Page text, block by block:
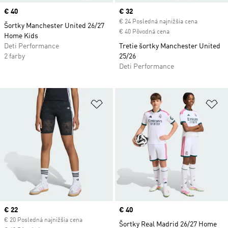
Price
€ 40
Šortky Manchester United 26/27
Home Kids
Deti Performance
2 farby
Current price
€ 32
€ 24 Posledná najnižšia cena
€ 40 Pôvodná cena
Tretie šortky Manchester United
25/26
Deti Performance
Pridať do zoznamu želaných
Current price
€ 22
€ 20 Posledná najnižšia cena
Price
€ 40
Šortky Real Madrid 26/27 Home